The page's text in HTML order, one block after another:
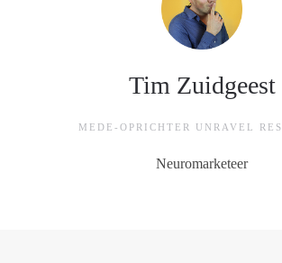
Tim Zuidgeest
MEDE-OPRICHTER UNRAVEL
Neuromarketeer